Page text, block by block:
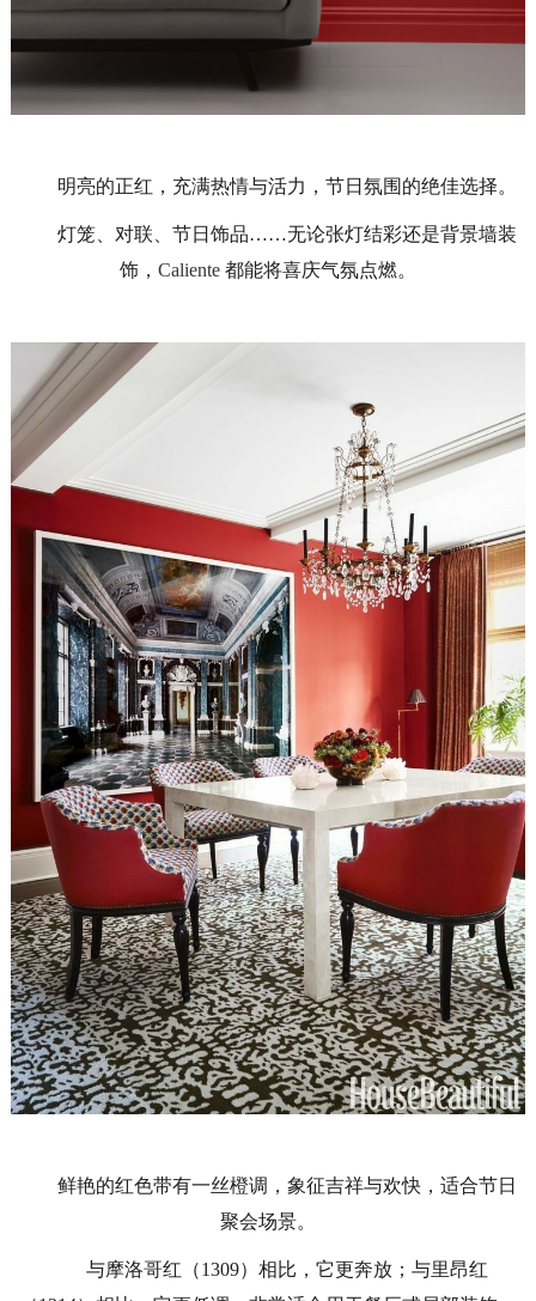
明亮的正红，充满热情与活力，节日氛围的绝佳选择。
灯笼、对联、节日饰品……无论张灯结彩还是背景墙装
饰， Caliente 都能将喜庆气氛点燃。
鲜艳的红色带有一丝橙调，象征吉祥与欢快，适合节日
聚会场景。
与摩洛哥红（1309）相比，它更奔放；与里昂红